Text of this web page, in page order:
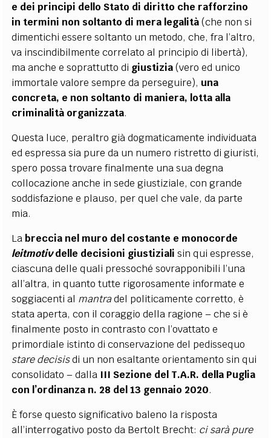
e dei principi dello Stato di diritto che rafforzino
in termini non soltanto di mera legalità(che non si
dimentichi essere soltanto un metodo, che, fra l’altro,
va inscindibilmente correlato al principio di libertà),
ma anche e soprattutto di giustizia(vero ed unico
immortale valore sempre da perseguire), una
concreta, e non soltanto di maniera, lotta alla
criminalità organizzata.
Questa luce, peraltro già dogmaticamente individuata
ed espressa sia pure da un numero ristretto di giuristi,
spero possa trovare finalmente una sua degna
collocazione anche in sede giustiziale, con grande
soddisfazione e plauso, per quel che vale, da parte
mia.
Labreccia nel muro del costante e monocorde
leitmotivdelle decisioni giustiziali sin qui espresse,
ciascuna delle quali pressoché sovrapponibili l’una
all’altra, in quanto tutte rigorosamente informate e
soggiacenti al mantradel politicamente corretto, è
stata aperta, con il coraggio della ragione – che si è
finalmente posto in contrasto con l’ovattato e
primordiale istinto di conservazione del pedissequo
stare decisisdi un non esaltante orientamento sin qui
consolidato – dalla III Sezione del T.A.R. della Puglia
con l’ordinanza n. 28 del 13 gennaio 2020.
È forse questo significativo baleno la risposta
all’interrogativo posto da Bertolt Brecht: ci sarà pure